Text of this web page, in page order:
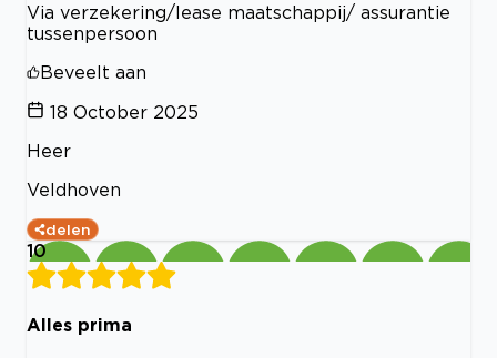
Via verzekering/lease maatschappij/ assurantie
tussenpersoon
Beveelt aan
18 October 2025
Heer
Veldhoven
delen
10
Alles prima